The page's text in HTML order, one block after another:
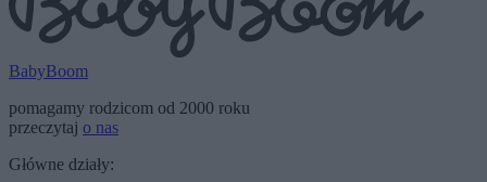
BabyBoom
pomagamy rodzicom od 2000 roku
przeczytaj o nas
Główne działy: